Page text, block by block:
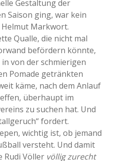
Gestaltung der
Saison ging, war kein
Markwort.
Qualle, die nicht mal
befördern könnte,
von der schmierigen
Pomade getränkten
käme, nach dem Anlauf
überhaupt im
zu suchen hat. Und
fordert.
wichtig ist, ob jemand
versteht. Und damit
Rudi Völler völlig zurecht